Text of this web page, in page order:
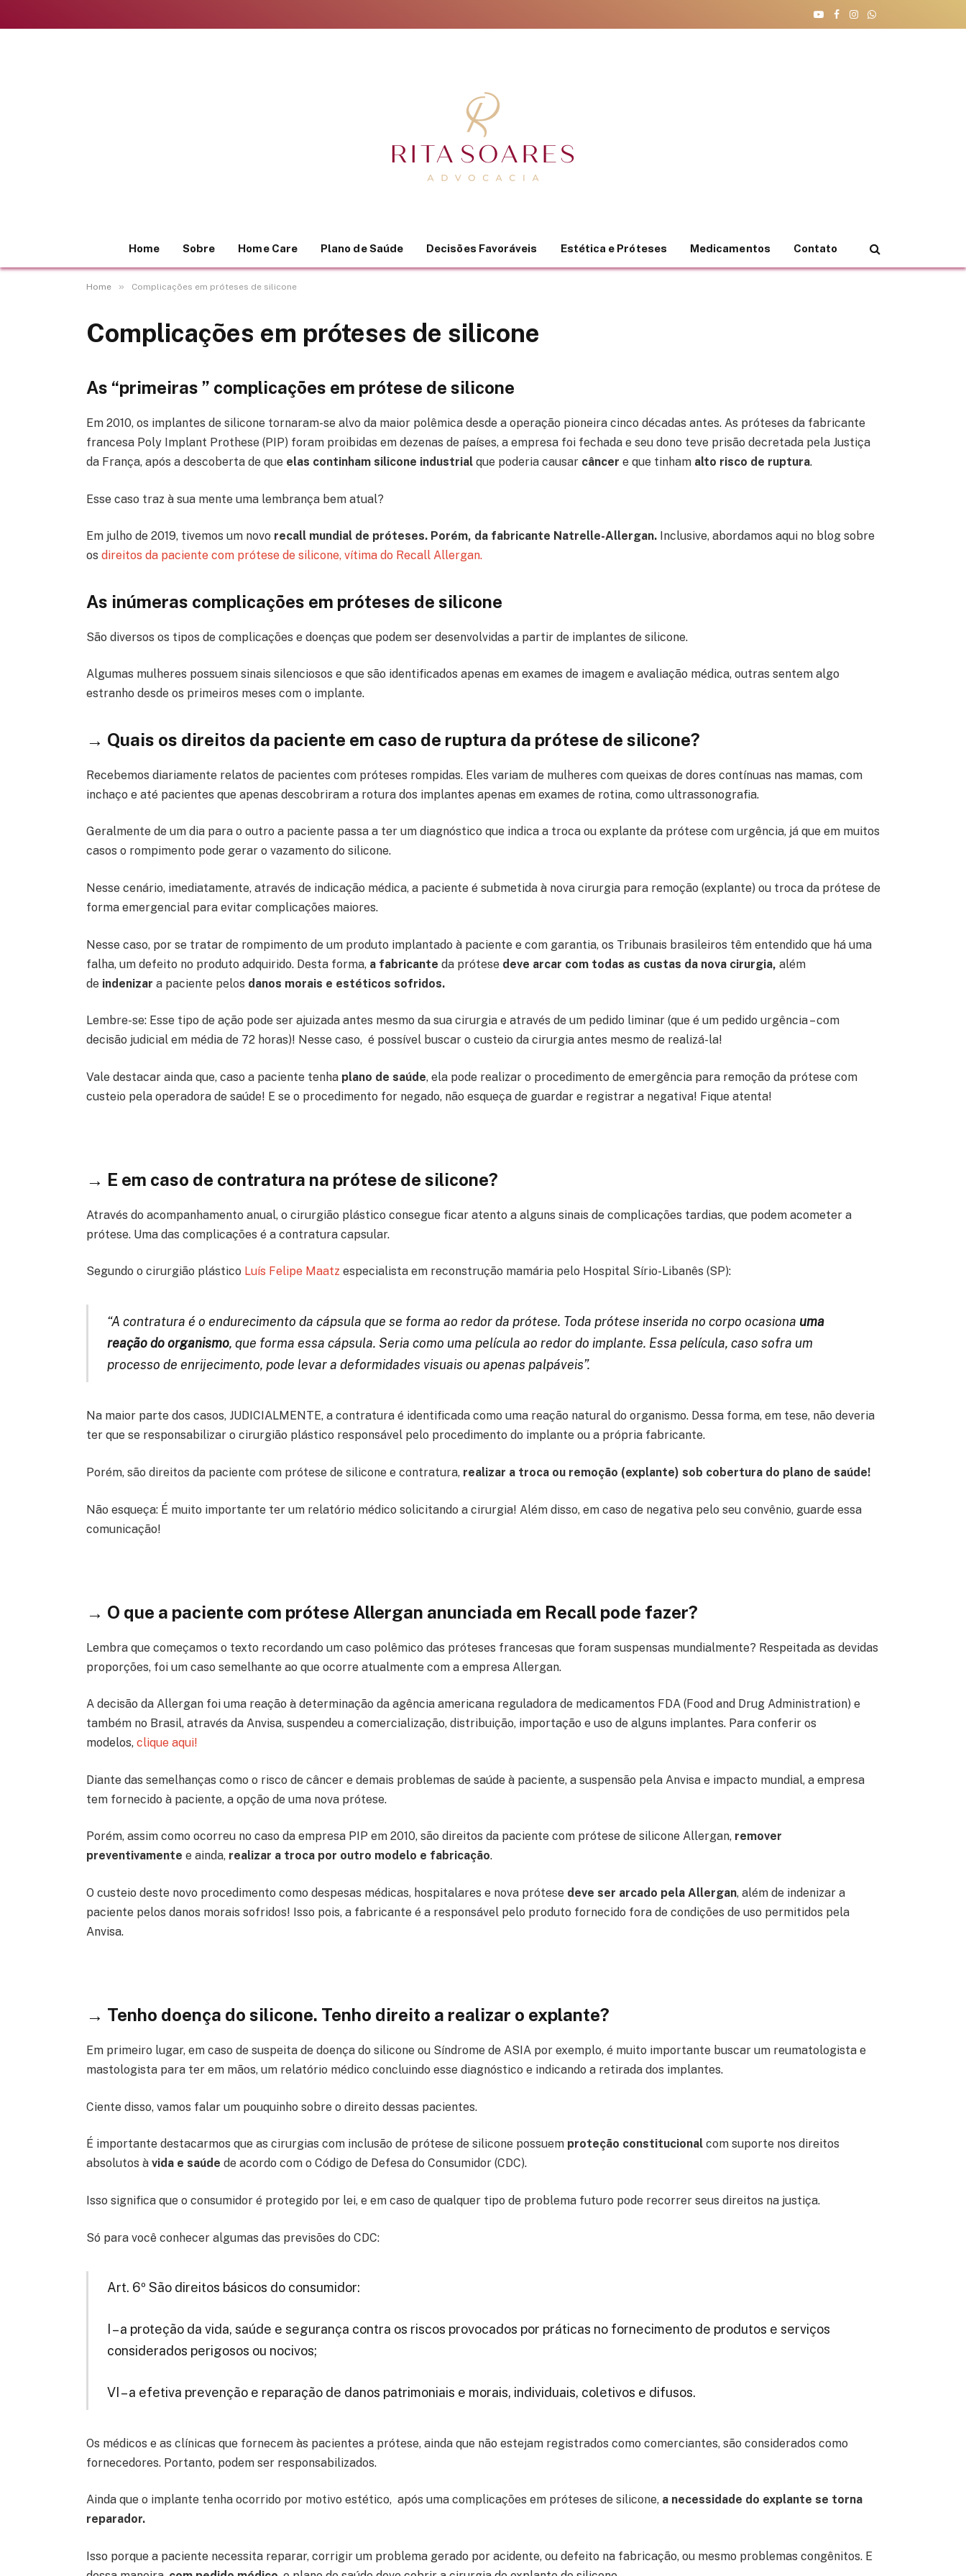
YouTube
Facebook
Instagram
WhatsApp
Home Sobre Home Care Plano de Saúde Decisões Favoráveis Estética e Próteses Medicamentos Contato
Home » Complicações em próteses de silicone
Complicações em próteses de silicone
As “primeiras ” complicações em prótese de silicone
Em 2010, os implantes de silicone tornaram-se alvo da maior polêmica desde a operação pioneira cinco décadas antes. As próteses da fabricante
francesa Poly Implant Prothese (PIP) foram proibidas em dezenas de países, a empresa foi fechada e seu dono teve prisão decretada pela Justiça
da França, após a descoberta de que elas continham silicone industrialque poderia causar câncer e que tinham alto risco de ruptura.
Esse caso traz à sua mente uma lembrança bem atual?
Em julho de 2019, tivemos um novo recall mundial de próteses. Porém, da fabricante Natrelle-Allergan.Inclusive, abordamos aqui no blog sobre
os direitos da paciente com prótese de silicone, vítima do Recall Allergan.
As inúmeras complicações em próteses de silicone
São diversos os tipos de complicações e doenças que podem ser desenvolvidas a partir de implantes de silicone.
Algumas mulheres possuem sinais silenciosos e que são identificados apenas em exames de imagem e avaliação médica, outras sentem algo
estranho desde os primeiros meses com o implante.
→ Quais os direitos da paciente em caso de ruptura da prótese de silicone?
Recebemos diariamente relatos de pacientes com próteses rompidas. Eles variam de mulheres com queixas de dores contínuas nas mamas, com
inchaço e até pacientes que apenas descobriram a rotura dos implantes apenas em exames de rotina, como ultrassonografia.
Geralmente de um dia para o outro a paciente passa a ter um diagnóstico que indica a troca ou explante da prótese com urgência, já que em muitos
casos o rompimento pode gerar o vazamento do silicone.
Nesse cenário, imediatamente, através de indicação médica, a paciente é submetida à nova cirurgia para remoção (explante) ou troca da prótese de
forma emergencial para evitar complicações maiores.
Nesse caso, por se tratar de rompimento de um produto implantado à paciente e com garantia, os Tribunais brasileiros têm entendido que há uma
falha, um defeito no produto adquirido. Desta forma, a fabricante da prótese deve arcar com todas as custas da nova cirurgia, além
de indenizar a paciente pelos danos morais e estéticos sofridos.
Lembre-se: Esse tipo de ação pode ser ajuizada antes mesmo da sua cirurgia e através de um pedido liminar (que é um pedido urgência – com
decisão judicial em média de 72 horas)! Nesse caso, é possível buscar o custeio da cirurgia antes mesmo de realizá-la!
Vale destacar ainda que, caso a paciente tenha plano de saúde, ela pode realizar o procedimento de emergência para remoção da prótese com
custeio pela operadora de saúde! E se o procedimento for negado, não esqueça de guardar e registrar a negativa! Fique atenta!
→ E em caso de contratura na prótese de silicone?
Através do acompanhamento anual, o cirurgião plástico consegue ficar atento a alguns sinais de complicações tardias, que podem acometer a
prótese. Uma das complicações é a contratura capsular.
Segundo o cirurgião plástico Luís Felipe Maatz especialista em reconstrução mamária pelo Hospital Sírio-Libanês (SP):
“A contratura é o endurecimento da cápsula que se forma ao redor da prótese. Toda prótese inserida no corpo ocasiona uma
reação do organismo, que forma essa cápsula. Seria como uma película ao redor do implante. Essa película, caso sofra um
processo de enrijecimento, pode levar a deformidades visuais ou apenas palpáveis”.
Na maior parte dos casos, JUDICIALMENTE, a contratura é identificada como uma reação natural do organismo. Dessa forma, em tese, não deveria
ter que se responsabilizar o cirurgião plástico responsável pelo procedimento do implante ou a própria fabricante.
Porém, são direitos da paciente com prótese de silicone e contratura, realizar a troca ou remoção (explante) sob cobertura do plano de saúde!
Não esqueça: É muito importante ter um relatório médico solicitando a cirurgia! Além disso, em caso de negativa pelo seu convênio, guarde essa
comunicação!
→ O que a paciente com prótese Allergan anunciada em Recall pode fazer?
Lembra que começamos o texto recordando um caso polêmico das próteses francesas que foram suspensas mundialmente? Respeitada as devidas
proporções, foi um caso semelhante ao que ocorre atualmente com a empresa Allergan.
A decisão da Allergan foi uma reação à determinação da agência americana reguladora de medicamentos FDA (Food and Drug Administration) e
também no Brasil, através da Anvisa, suspendeu a comercialização, distribuição, importação e uso de alguns implantes. Para conferir os
modelos, clique aqui!
Diante das semelhanças como o risco de câncer e demais problemas de saúde à paciente, a suspensão pela Anvisa e impacto mundial, a empresa
tem fornecido à paciente, a opção de uma nova prótese.
Porém, assim como ocorreu no caso da empresa PIP em 2010, são direitos da paciente com prótese de silicone Allergan, remover
preventivamente e ainda, realizar a troca por outro modelo e fabricação.
O custeio deste novo procedimento como despesas médicas, hospitalares e nova prótese deve ser arcado pela Allergan, além de indenizar a
paciente pelos danos morais sofridos! Isso pois, a fabricante é a responsável pelo produto fornecido fora de condições de uso permitidos pela
Anvisa.
→ Tenho doença do silicone. Tenho direito a realizar o explante?
Em primeiro lugar, em caso de suspeita de doença do silicone ou Síndrome de ASIA por exemplo, é muito importante buscar um reumatologista e
mastologista para ter em mãos, um relatório médico concluindo esse diagnóstico e indicando a retirada dos implantes.
Ciente disso, vamos falar um pouquinho sobre o direito dessas pacientes.
É importante destacarmos que as cirurgias com inclusão de prótese de silicone possuem proteção constitucionalcom suporte nos direitos
absolutos à vida e saúde de acordo com o Código de Defesa do Consumidor (CDC).
Isso significa que o consumidor é protegido por lei, e em caso de qualquer tipo de problema futuro pode recorrer seus direitos na justiça.
Só para você conhecer algumas das previsões do CDC:
Art. 6º São direitos básicos do consumidor:
I – a proteção da vida, saúde e segurança contra os riscos provocados por práticas no fornecimento de produtos e serviços
considerados perigosos ou nocivos;
VI – a efetiva prevenção e reparação de danos patrimoniais e morais, individuais, coletivos e difusos.
Os médicos e as clínicas que fornecem às pacientes a prótese, ainda que não estejam registrados como comerciantes, são considerados como
fornecedores. Portanto, podem ser responsabilizados.
Ainda que o implante tenha ocorrido por motivo estético, após uma complicações em próteses de silicone, a necessidade do explante se torna
reparador.
Isso porque a paciente necessita reparar, corrigir um problema gerado por acidente, ou defeito na fabricação, ou mesmo problemas congênitos. E